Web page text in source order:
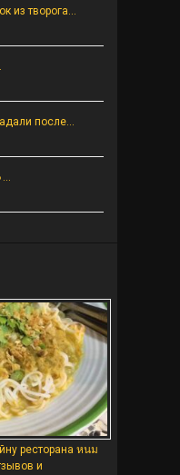
из творога...
после...
ресторана หนม
и